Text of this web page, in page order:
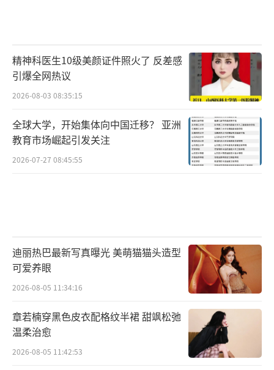
（刘月涛饰演关山戟）
吴婧饰演的陆青禾，是蒲城仁心仁术的女
医官。原为千户沈砚未婚妻，因识破其虚伪本
质而毅然决裂。她不仅以高超医术救治军民，
更以清醒的头脑与独立的判断，成为关山戟在
错综复杂局势中的重要智囊与情感依托，展现
精神科医生10级美颜证件照火了 反差感
引爆全网热议
2026-08-03 08:35:15
全球大学，开始集体向中国迁移？ 亚洲
教育市场崛起引发关注
2026-07-27 08:45:55
迪丽热巴最新写真曝光 美萌猫猫头造型
可爱养眼
2026-08-05 11:34:16
章若楠穿黑色皮衣配格纹半裙 甜飒松弛
温柔治愈
2026-08-05 11:42:53